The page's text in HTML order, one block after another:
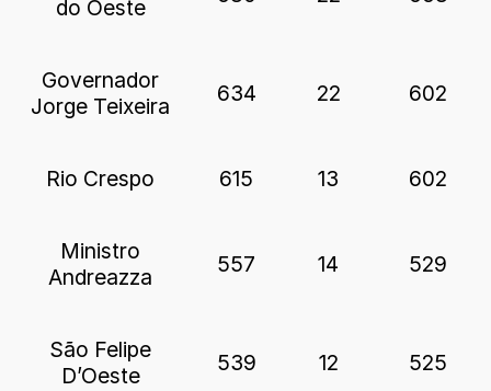
do Oeste
Governador
Jorge Teixeira
634 22 602
Rio Crespo 615 13 602
Ministro
Andreazza
557 14 529
São Felipe
D’Oeste
539 12 525